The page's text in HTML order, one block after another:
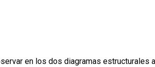
en los dos diagramas estructurales